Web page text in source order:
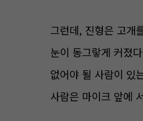
그런데, 진형은 고개
눈이 동그랗게 커졌
없어야 될 사람이 있
사람은 마이크 앞에